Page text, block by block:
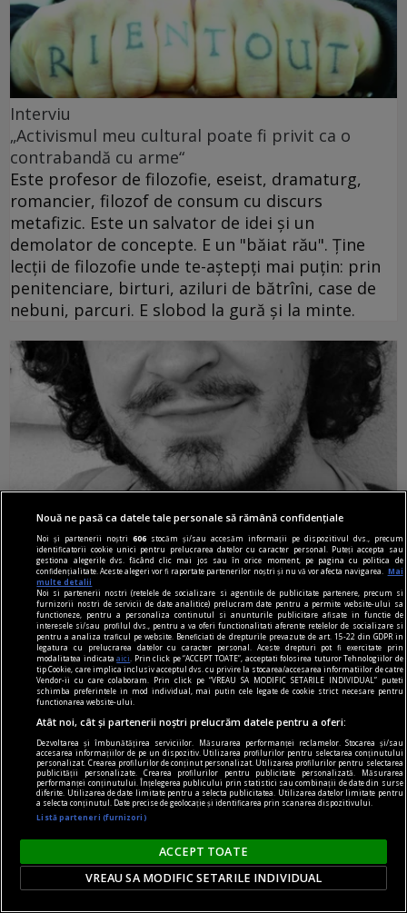
Interviu
„Activismul meu cultural poate fi privit ca o
contrabandă cu arme“
Este profesor de filozofie, eseist, dramaturg,
romancier, filozof de consum cu discurs
metafizic. Este un salvator de idei şi un
demolator de concepte. E un "băiat rău". Ţine
lecţii de filozofie unde te-aştepţi mai puţin: prin
penitenciare, birturi, aziluri de bătrîni, case de
nebuni, parcuri. E slobod la gură şi la minte.
tehnodrom
Internetul şi protestele la români
Cine s-ar fi aşteptat ca, pentru prima dată în
istorie, la un eveniment să participe mai mulţi
oameni decît cei care s-au anunţat pe Facebook?
?i nu o singură dată, ci de două ori. Dacă nu
plouă, şi a treia duminică probabil va fi la fel.
(Articolul e scris după al doilea mare marş
pentru salvarea Roşiei Montane, din 15
septembrie 2013.)
Constantin VICĂ
Nouă ne pasă ca datele tale personale să rămână confidențiale
Noi și partenerii noștri606 stocăm și/sau accesăm informații pe dispozitivul dvs., precum
identificatorii cookie unici pentru prelucrarea datelor cu caracter personal. Puteți accepta sau
gestiona alegerile dvs. făcând clic mai jos sau în orice moment, pe pagina cu politica de
confidențialitate. Aceste alegeri vor fi raportate partenerilor noștri și nu vă vor afecta navigarea.
Mai
multe detalii
Noi si partenerii nostri (retelele de socializare si agentiile de publicitate partenere, precum si
furnizorii nostri de servicii de date analitice) prelucram date pentru a permite website-ului sa
functioneze, pentru a personaliza continutul si anunturile publicitare afisate in functie de
interesele si/sau profilul dvs., pentru a va oferi functionalitati aferente retelelor de socializare si
pentru a analiza traficul pe website. Beneficiati de drepturile prevazute de art. 15-22 din GDPR in
legatura cu prelucrarea datelor cu caracter personal. Aceste drepturi pot fi exercitate prin
modalitatea indicataaici
. Prin click pe “ACCEPT TOATE”, acceptati folosirea tuturor Tehnologiilor de
tip Cookie, care implica inclusiv acceptul dvs. cu privire la stocarea/accesarea informatiilor de catre
Vendor-ii cu care colaboram. Prin click pe “VREAU SA MODIFIC SETARILE INDIVIDUAL” puteti
schimba preferintele in mod individual, mai putin cele legate de cookie strict necesare pentru
functionarea website-ului.
Atât noi, cât și partenerii noștri prelucrăm datele pentru a oferi:
Dezvoltarea și îmbunătățirea serviciilor. Măsurarea performanței reclamelor. Stocarea și/sau
accesarea informațiilor de pe un dispozitiv. Utilizarea profilurilor pentru selectarea conținutului
personalizat. Crearea profilurilor de conținut personalizat. Utilizarea profilurilor pentru selectarea
publicității personalizate. Crearea profilurilor pentru publicitate personalizată. Măsurarea
performanței conținutului. Înțelegerea publicului prin statistici sau combinații de date din surse
diferite. Utilizarea de date limitate pentru a selecta publicitatea. Utilizarea datelor limitate pentru
a selecta conținutul. Date precise de geolocație și identificarea prin scanarea dispozitivului.
Listă parteneri (furnizori)
ACCEPT TOATE
VREAU SA MODIFIC SETARILE INDIVIDUAL